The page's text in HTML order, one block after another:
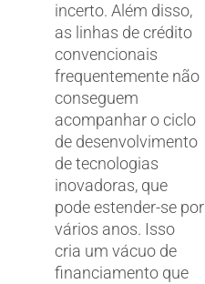
incerto. Além disso,
as linhas de crédito
convencionais
frequentemente não
conseguem
acompanhar o ciclo
de desenvolvimento
de tecnologias
inovadoras, que
pode estender-se por
vários anos. Isso
cria um vácuo de
financiamento que